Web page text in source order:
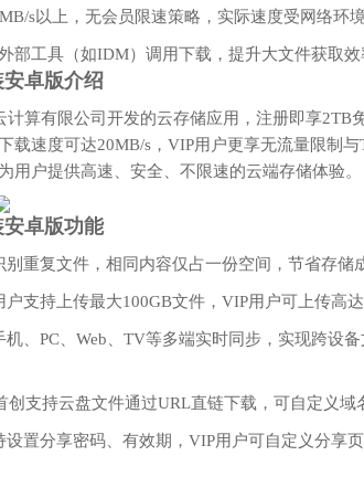
s以上‌，无会员限速策略，实际速度受网络环境
部工具（如IDM）调用下载，提升大文件获取效
安卓版介绍
计算有限公司开发的云存储应用，注册即享‌2TB
载速度可达20MB/s，VIP用户更享无流量限制
用户提供高速、安全、不限速的云端存储体验。
安卓版功能
重复文件，相同内容仅占一份空间，节省存储
支持上传最大‌100GB文件‌，VIP用户可上传高
、PC、Web、TV等多端实时同步，实现跨设
创支持云盘文件通过URL直链下载，可自定义域
置分享密码、有效期，VIP用户可自定义分享